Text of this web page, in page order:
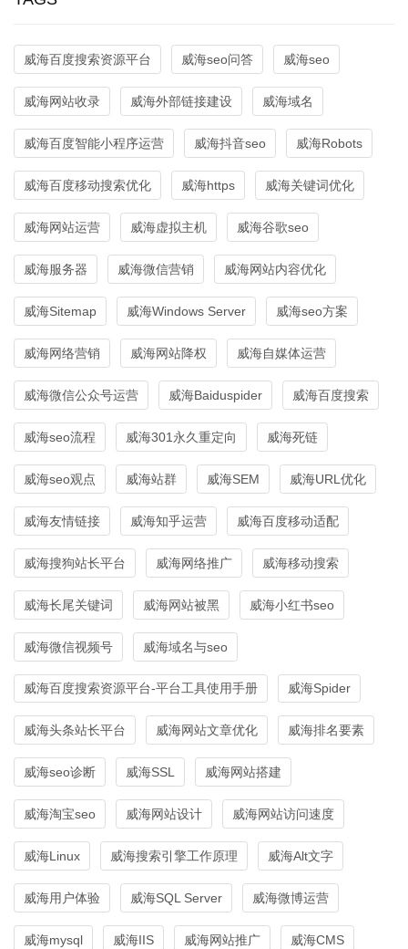
威海百度搜索资源平台 威海seo问答 威海seo
威海网站收录 威海外部链接建设 威海域名
威海百度智能小程序运营 威海抖音seo 威海Robots
威海百度移动搜索优化 威海https 威海关键词优化
威海网站运营 威海虚拟主机 威海谷歌seo
威海服务器 威海微信营销 威海网站内容优化
威海Sitemap 威海Windows Server 威海seo方案
威海网络营销 威海网站降权 威海自媒体运营
威海微信公众号运营 威海Baiduspider 威海百度搜索
威海seo流程 威海301永久重定向 威海死链
威海seo观点 威海站群 威海SEM 威海URL优化
威海友情链接 威海知乎运营 威海百度移动适配
威海搜狗站长平台 威海网络推广 威海移动搜索
威海长尾关键词 威海网站被黑 威海小红书seo
威海微信视频号 威海域名与seo
威海百度搜索资源平台-平台工具使用手册 威海Spider
威海头条站长平台 威海网站文章优化 威海排名要素
威海seo诊断 威海SSL 威海网站搭建
威海淘宝seo 威海网站设计 威海网站访问速度
威海Linux 威海搜索引擎工作原理 威海Alt文字
威海用户体验 威海SQL Server 威海微博运营
威海mysql 威海IIS 威海网站推广 威海CMS